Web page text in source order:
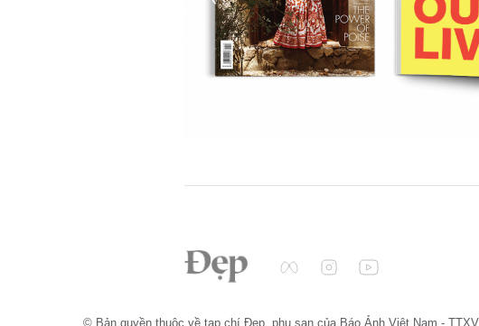
© Bản quyền thuộc về tạp chí Đẹp, phụ san của Báo Ảnh Việt Nam -